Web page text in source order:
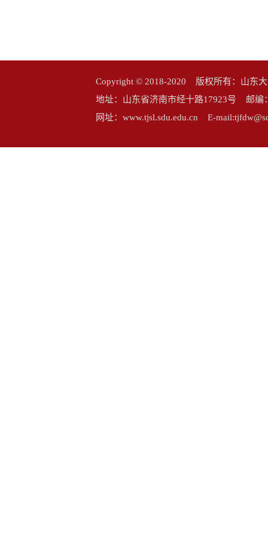
Copyright © 2018-2020 版权所有：山东
地址：山东省济南市经十路17923号 邮
网址：www.tjsl.sdu.edu.cn E-